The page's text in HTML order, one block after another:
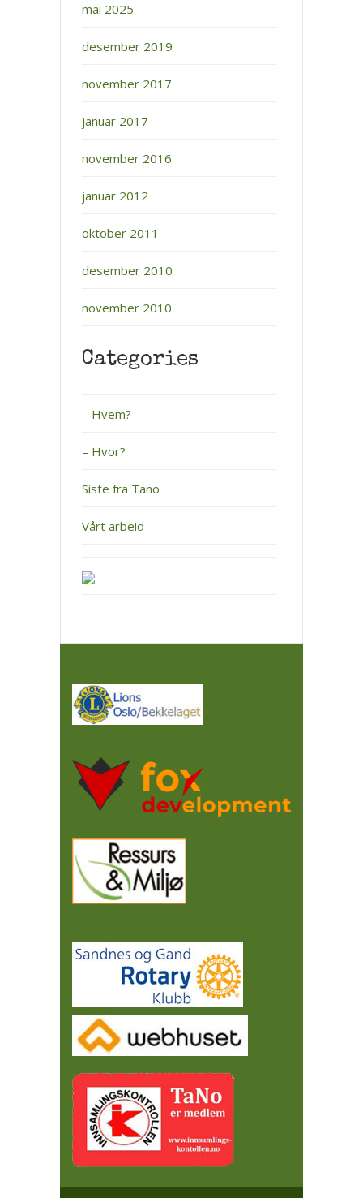
mai 2025
desember 2019
november 2017
januar 2017
november 2016
januar 2012
oktober 2011
desember 2010
november 2010
Categories
– Hvem?
– Hvor?
Siste fra Tano
Vårt arbeid